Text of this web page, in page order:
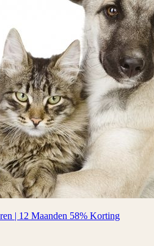
| 12 Maanden 58% Korting